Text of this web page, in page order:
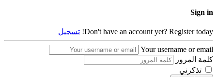
Sign in
Don't have an account yet? Register today! تسجيل
Your username or email
كلمة المرور
تذكرني